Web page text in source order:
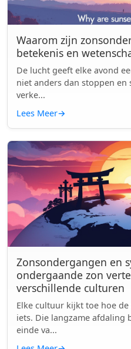
Waarom zijn
betekenis en
De lucht geeft elke avond
niet anders dan stoppen
verke...
Lees Meer→
Zonsondergangen en
ondergaande zon
verschillende culturen
Elke cultuur kijkt toe hoe
iets. Die langzame afdaling
einde va...